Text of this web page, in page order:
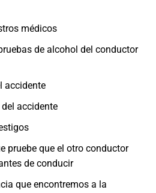
médicos
de alcohol del conductor
accidente
accidente
pruebe que el otro conductor
de conducir
que encontremos a la